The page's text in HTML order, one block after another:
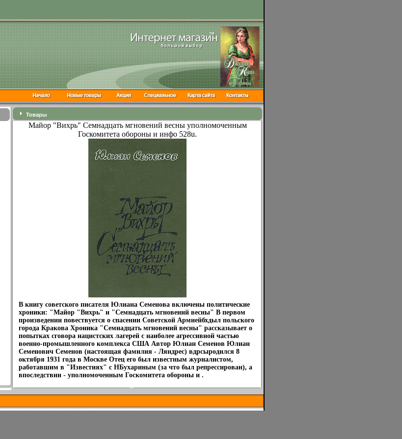
Товары
Майор "Вихрь" Семнадцать мгновений весны уполномоченным
Госкомитета обороны и инфо 528u.
В книгу советского писателя Юлиана Семенова включены политические
хроники: "Майор "Вихрь" и "Семнадцать мгновений весны" В первом
произведении повествуется о спасении Советской Армиейбхдыл польского
города Кракова Хроника "Семнадцать мгновений весны" рассказывает о
попытках сговора нацистских лагерей с наиболее агрессивной частью
военно-промышленного комплекса США Автор Юлиан Семенов Юлиан
Семенович Семенов (настоящая фамилия - Ляндрес) вдрсыродился 8
октября 1931 года в Москве Отец его был известным журналистом,
работавшим в "Известиях" с НБухариным (за что был репрессирован), а
впоследствии - уполномоченным Госкомитета обороны и .